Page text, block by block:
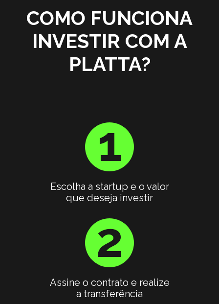
COMO FUNCIONA
INVESTIR COM A
PLATTA?
1
Escolha a startup e o valor
que deseja investir
2
Assine o contrato e realize
a transferência